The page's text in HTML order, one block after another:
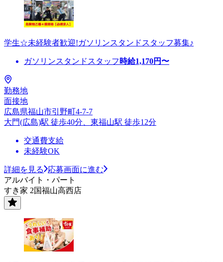
学生☆未経験者歓迎!ガソリンスタンドスタッフ募集♪
ガソリンスタンドスタッフ 時給1,170円〜
勤務地
面接地
広島県福山市引野町4-7-7
大門(広島)駅 徒歩40分、東福山駅 徒歩12分
交通費支給
未経験OK
詳細を見る
応募画面に進む
アルバイト・パート
すき家 2国福山高西店